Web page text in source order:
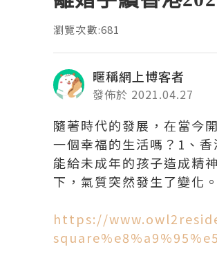
瀏覽次數:681
暱稱網上博客者
發佈於 2021.04.27
隨著時代的發展，在當今
一個幸福的生活嗎？1、
能給未成年的孩子造成精
下，氣質突然發生了變化。
https://